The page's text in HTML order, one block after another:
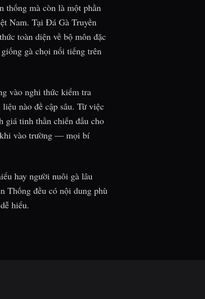
thống mà còn là một phần
Nam. Tại Đá Gà Truyền
toàn diện về bộ môn đặc
gà chọi nổi tiếng trên
vào nghi thức kiểm tra
nào đề cập sâu. Từ việc
giá tinh thần chiến đấu cho
vào trường — mọi bí
hay người nuôi gà lâu
Thống đều có nội dung phù
hiểu.